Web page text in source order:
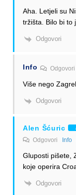
Aha. Letjeli su
tržišta. Bilo bi to
Odgovori
Info Odgovori
Više nego
Odgovori
Alen Šćuric
Odgovori Info
Gluposti pišete,
koje operira
Odgovori